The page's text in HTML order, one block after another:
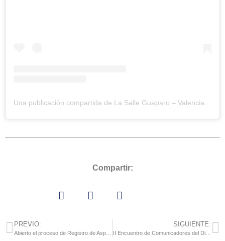
Compartir:
PREVIO: SIGUIENTE:
II Encuentro de Comunicadores del Distrito Lasallista Norandino Venezuela